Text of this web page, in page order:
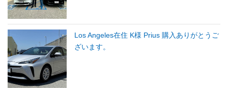
Los Angeles在住 K様 Prius 購入ありがとうご
ざいます。